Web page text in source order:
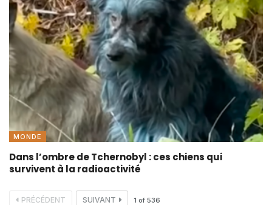
MONDE
Dans l’ombre de Tchernobyl : ces chiens qui
survivent à la radioactivité
PRÉCÉDENT SUIVANT 1 of 536